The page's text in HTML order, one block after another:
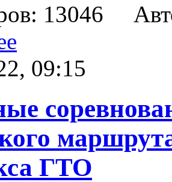
13046
09:15
ГТО